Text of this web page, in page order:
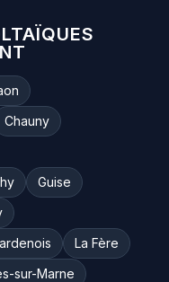
Chauny
Guise
La Fère
sur-Marne